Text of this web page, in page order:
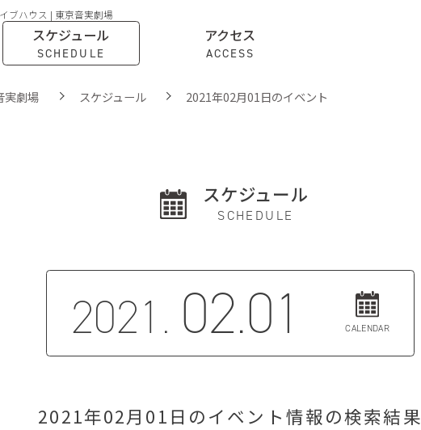
ブハウス | 東京音実劇場
スケジュール
SCHEDULE
アクセス
ACCESS
実劇場 スケジュール 2021年02月01日のイベント
スケジュール
SCHEDULE
2021. 02.01 CALENDAR
2021年02月01日のイベント情報の検索結果